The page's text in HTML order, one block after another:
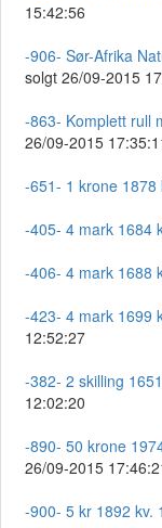
15:42:56
-906- Sør-Afrika
solgt 26/09-2015
-863- Komplett rull
26/09-2015
-651- 1 krone 1878
-405- 4 mark 1684
-406- 4 mark 1688
-423- 4 mark 1699
12:52:27
-382- 2 skilling
12:02:20
-890- 50 krone
26/09-2015
-900- 5 kr 1892 kv.